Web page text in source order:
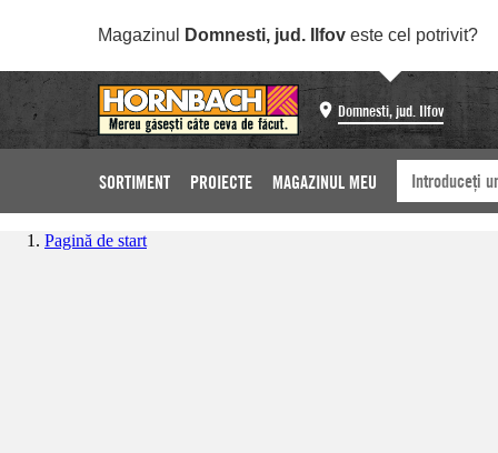
Magazinul Domnesti, jud. Ilfov este cel potrivit?
Domnesti, jud. Ilfov
SORTIMENT PROIECTE MAGAZINUL MEU
Pagină de start